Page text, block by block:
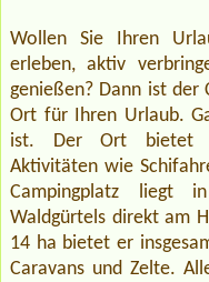
Wollen Sie Ihren
erleben, aktiv
genießen? Dann ist der
Ort für Ihren Urlaub.
ist. Der Ort bietet
Aktivitäten wie
Campingplatz liegt
Waldgürtels direkt am
14 ha bietet er
Caravans und Zelte.